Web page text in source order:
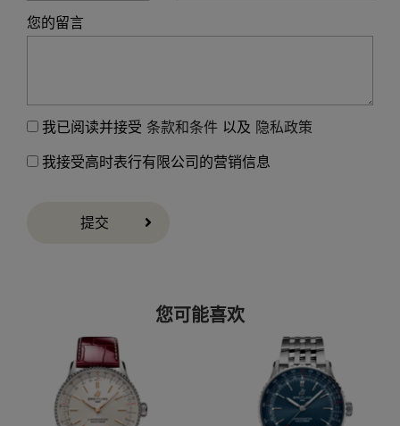
您的留言
我已阅读并接受 条款和条件 以及 隐私政策
我接受高时表行有限公司的营销信息
提交
您可能喜欢